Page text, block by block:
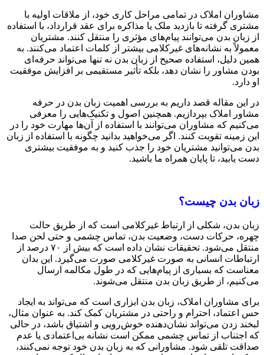
مشاوران املاک در تمامی مراحل کاری خود، از ملاقات اولیه با
مشتری گرفته تا بازدید ملک یا مذاکره برای عقد قرارداد، با استفاده
از زبان بدن می‌توانند پیام‌های مؤثری را منتقل کنند. مشتریان
معمولاً به نشانه‌های غیرکلامی بیشتر از کلمات اعتماد می‌کنند. به
همین دلیل، استفاده صحیح از زبان بدن نه تنها می‌تواند حرفه‌ای
بودن مشاور را نشان دهد، بلکه تأثیر مستقیمی بر افزایش موفقیت
او دارد.
در این مقاله قصد داریم به بررسی اهمیت زبان بدن در حرفه
مشاور املاک بپردازیم. همچنین اصول و تکنیک‌هایی را معرفی
می‌کنیم که مشاوران می‌توانند با استفاده از آن‌ها مهارت خود را در
این زمینه تقویت کنند. اگر می‌خواهید بدانید چگونه با استفاده از زبان
بدن می‌توانید مشتریان خود را جذب کنید و به موفقیت بیشتری
دست یابید، تا پایان همراه ما باشید.
زبان بدن چیست؟
زبان بدن، شکلی از ارتباط غیرکلامی است که از طریق حالت
چهره، حرکات دست، وضعیت بدن، تماس چشمی و حتی لحن صدا
منتقل می‌شود. تحقیقات نشان داده است که بیش از ۷۰ درصد از
ارتباطات انسانی به صورت غیرکلامی صورت می‌گیرد. این بدان
معناست که بسیاری از پیام‌هایی که در طول مکالمه ارسال
می‌کنیم، از طریق زبان بدن منتقل می‌شوند.
برای مشاوران املاک، زبان بدن ابزاری است که می‌تواند به ایجاد
حس اعتماد، احترام و راحتی در مشتریان کمک کند. به عنوان مثال،
لبخند زدن می‌تواند نشان‌دهنده خوش‌رویی و اشتیاق باشد، در حالی
که اجتناب از تماس چشمی ممکن است نشانه بی‌اعتمادی یا عدم
صداقت تلقی شود. مشاورانی که به زبان بدن خود توجه نمی‌کنند،